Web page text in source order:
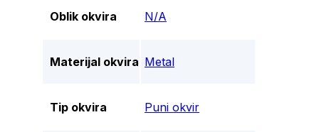
Oblik okvira N/A
Materijal okvira Metal
Tip okvira Puni okvir